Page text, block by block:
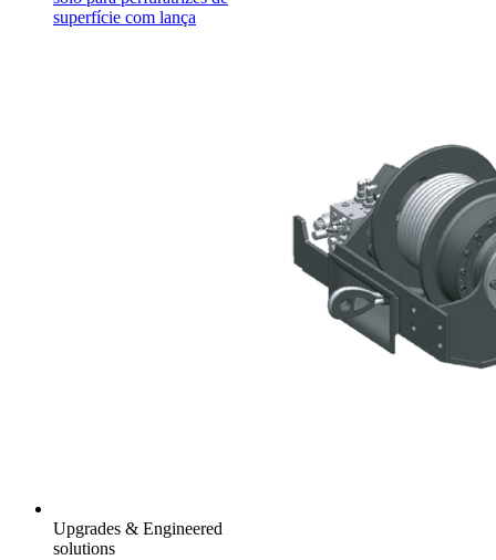
superfície com lança
Upgrades & Engineered
solutions